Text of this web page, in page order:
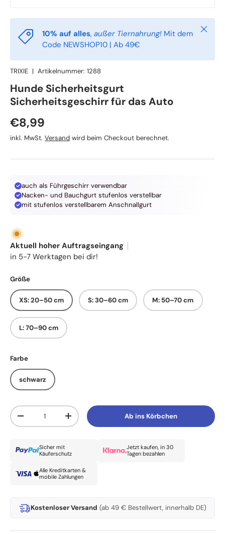
10% auf alles, außer Tiernahrung! Mit dem
Code NEWSHOP10 | Ab 49€
TRIXIE | Artikelnummer: 1288
TRIXIE
Hunde Sicherheitsgurt
Sicherheitsgeschirr für das Auto
Normaler Preis
€8,99
inkl. MwSt. Versand wird beim Checkout berechnet.
auch als Führgeschirr verwendbar
Nacken- und Bauchgurt stufenlos verstellbar
mit stufenlos verstellbarem Anschnallgurt
Aktuell hoher Auftragseingang
in 5-7 Werktagen bei dir!
Größe
XS: 20–50 cm S: 30–60 cm M: 50–70 cm
L: 70–90 cm
Farbe
schwarz
Anzahl
Menge verringernMenge erhöhen Ab ins Körbchen
Sicher mit
Käuferschutz
Jetzt kaufen, in 30
Tagen bezahlen
Alle Kreditkarten &
mobile Zahlungen
Kostenloser Versand (ab 49 € Bestellwert, innerhalb DE)